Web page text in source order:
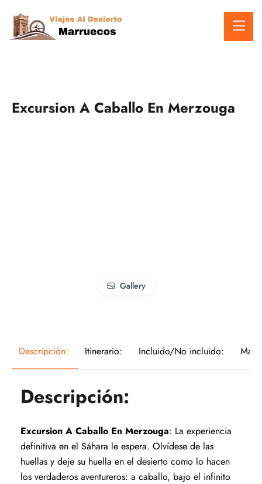
Excursion A Caballo En Merzouga
Gallery
Descripción: Itinerario: Incluido/No incluido:
Descripción:
Excursion A Caballo En Merzouga: La experiencia
definitiva en el Sáhara le espera. Olvídese de las
huellas y deje su huella en el desierto como lo hacen
los verdaderos aventureros: a caballo, bajo el infinito